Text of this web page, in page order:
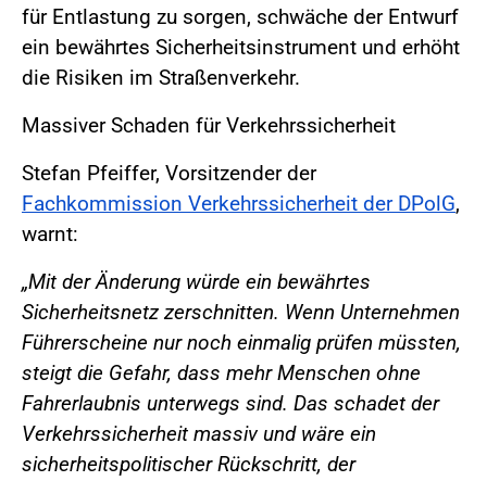
für Entlastung zu sorgen, schwäche der Entwurf
ein bewährtes Sicherheitsinstrument und erhöht
die Risiken im Straßenverkehr.
Massiver Schaden für Verkehrssicherheit
Stefan Pfeiffer, Vorsitzender der
Fachkommission Verkehrssicherheit der DPolG,
warnt:
„Mit der Änderung würde ein bewährtes
Sicherheitsnetz zerschnitten. Wenn Unternehmen
Führerscheine nur noch einmalig prüfen müssten,
steigt die Gefahr, dass mehr Menschen ohne
Fahrerlaubnis unterwegs sind. Das schadet der
Verkehrssicherheit massiv und wäre ein
sicherheitspolitischer Rückschritt, der